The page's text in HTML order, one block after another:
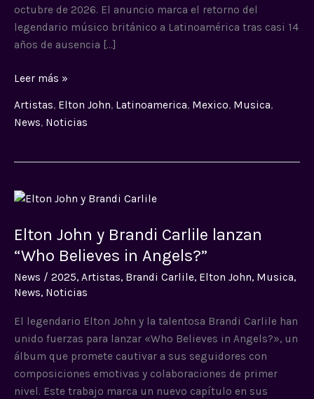
octubre de 2026. El anuncio marca el retorno del
legendario músico británico a Latinoamérica tras casi 14
años de ausencia […]
Leer más »
Artistas, Elton John, Latinoamerica, Mexico, Musica,
News, Noticias
Elton John y Brandi Carlile lanzan
“Who Believes in Angels?”
News / 2025, Artistas, Brandi Carlile, Elton John, Musica,
News, Noticias
El legendario Elton John y la talentosa Brandi Carlile han
unido fuerzas para lanzar «Who Believes in Angels?», un
álbum que promete cautivar a sus seguidores con
composiciones emotivas y colaboraciones de primer
nivel. Este trabajo marca un nuevo capítulo en sus
Elton
y
Brandi
lanzan
Believes
in
Angels?”